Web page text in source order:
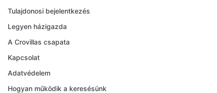
Tulajdonosi bejelentkezés
Legyen házigazda
A Crovillas csapata
Kapcsolat
Adatvédelem
Hogyan működik a keresésünk